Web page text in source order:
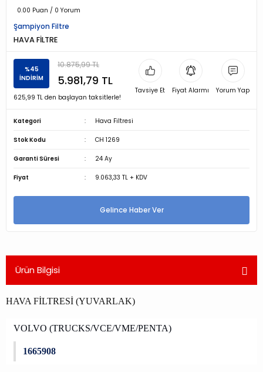
0.00 Puan / 0 Yorum
Şampiyon Filtre
HAVA FİLTRE
%45
İNDİRİM
10.875,99 TL
5.981,79 TL
625,99 TL den başlayan taksitlerle!
Tavsiye Et Fiyat Alarmı Yorum Yap
Kategori Hava Filtresi
Stok Kodu CH 1269
Garanti Süresi 24 Ay
Fiyat 9.063,33 TL + KDV
Gelince Haber Ver
Ürün Bilgisi
HAVA FİLTRESİ (YUVARLAK)
VOLVO (TRUCKS/VCE/VME/PENTA)
1665908